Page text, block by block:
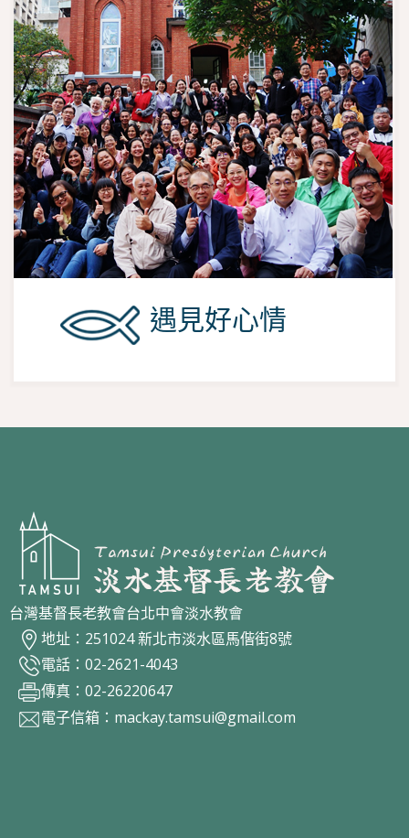
遇見好心情
台灣基督長老教會台北中會淡水教會
地址：251024 新北市淡水區馬偕街8號
電話：02-2621-4043
傳真：02-26220647
電子信箱： mackay.tamsui@gmail.com